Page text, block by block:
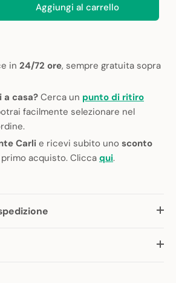
Aggiungi al carrello
in 24/72 ore, sempre gratuita sopra
a casa? Cerca un punto di ritiro
facilmente selezionare nel
Carli e ricevi subito uno sconto
acquisto. Cliccaqui.